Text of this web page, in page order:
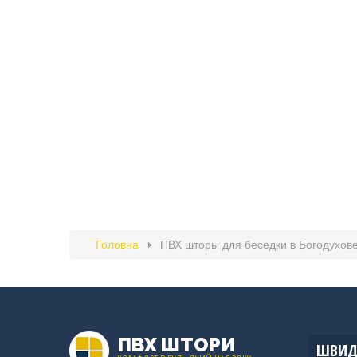
Головна ПВХ шторы для беседки в Богодухове
ПВХ ШТОРИ